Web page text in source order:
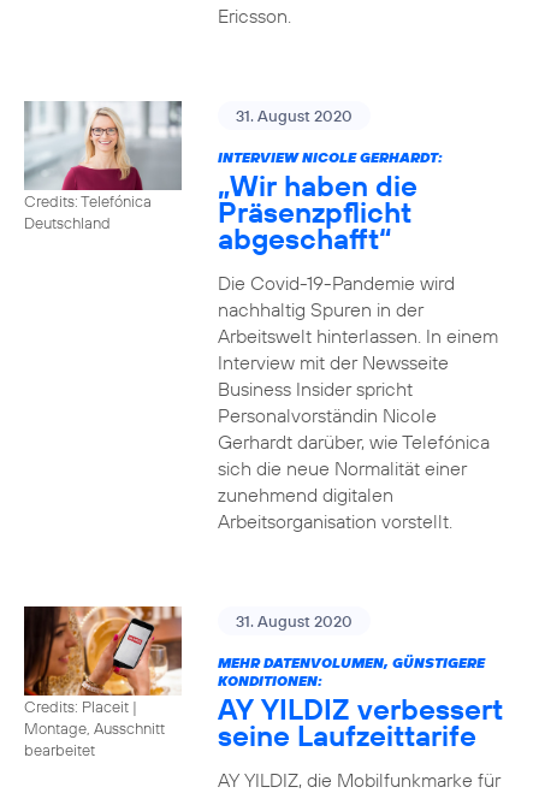
Ericsson.
Credits: Telefónica
Deutschland
31. August 2020
INTERVIEW NICOLE GERHARDT:
„Wir haben die
Präsenzpflicht
abgeschafft“
Die Covid-19-Pandemie wird
nachhaltig Spuren in der
Arbeitswelt hinterlassen. In einem
Interview mit der Newsseite
Business Insider spricht
Personalvorständin Nicole
Gerhardt darüber, wie Telefónica
sich die neue Normalität einer
zunehmend digitalen
Arbeitsorganisation vorstellt.
Credits: Placeit |
Montage, Ausschnitt
bearbeitet
31. August 2020
MEHR DATENVOLUMEN, GÜNSTIGERE
KONDITIONEN:
AY YILDIZ verbessert
seine Laufzeittarife
AY YILDIZ, die Mobilfunkmarke für